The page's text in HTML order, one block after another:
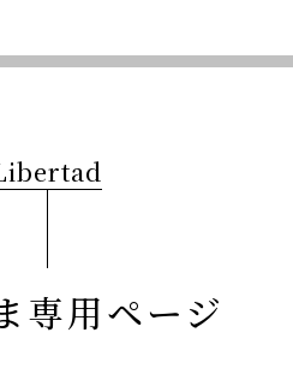
専用ページ